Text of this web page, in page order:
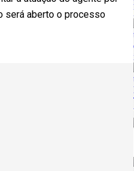
será aberto o processo